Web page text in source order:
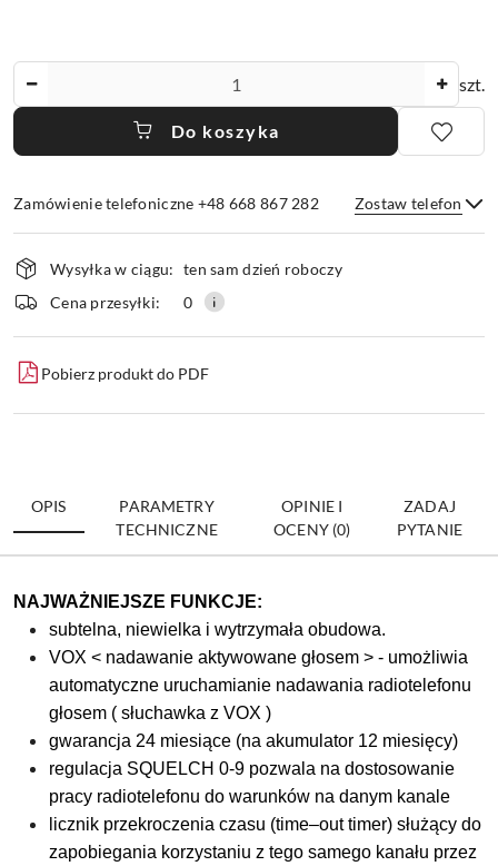
szt.
Do koszyka
Zamówienie telefoniczne +48 668 867 282 Zostaw telefon
Wyślij
Dostępność
i
dostawa
Wysyłka w ciągu: ten sam dzień roboczy
Cena przesyłki:
0
Pobierz produkt do PDF
OPIS
PARAMETRY
TECHNICZNE
OPINIE I
OCENY (0)
ZADAJ
PYTANIE
NAJWAŻNIEJSZE FUNKCJE:
subtelna, niewielka i wytrzymała obudowa.
VOX < nadawanie aktywowane głosem > - umożliwia
automatyczne uruchamianie nadawania radiotelefonu
głosem ( słuchawka z VOX )
gwarancja 24 miesiące (na akumulator 12 miesięcy)
regulacja SQUELCH 0-9 pozwala na dostosowanie
pracy radiotelefonu do warunków na danym kanale
licznik przekroczenia czasu (time–out timer) służący do
zapobiegania korzystaniu z tego samego kanału przez